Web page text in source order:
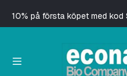
10% på första köpet med kod